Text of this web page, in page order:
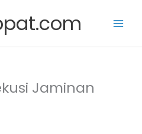
Jaminan